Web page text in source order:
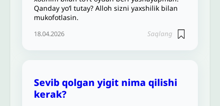
Qanday yo‘l tutay? Alloh sizni yaxshilik bilan
mukofotlasin.
18.04.2026 Saqlang
Sevib qolgan yigit nima qilishi
kerak?